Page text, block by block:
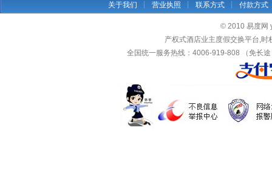
关于我们 ┊ 营业执照 ┊ 联系方式 ┊ 付款方式
© 2010 易度网
产权式酒店业主度假交换平台,
全国统一服务热线：4006-919-808 （免长